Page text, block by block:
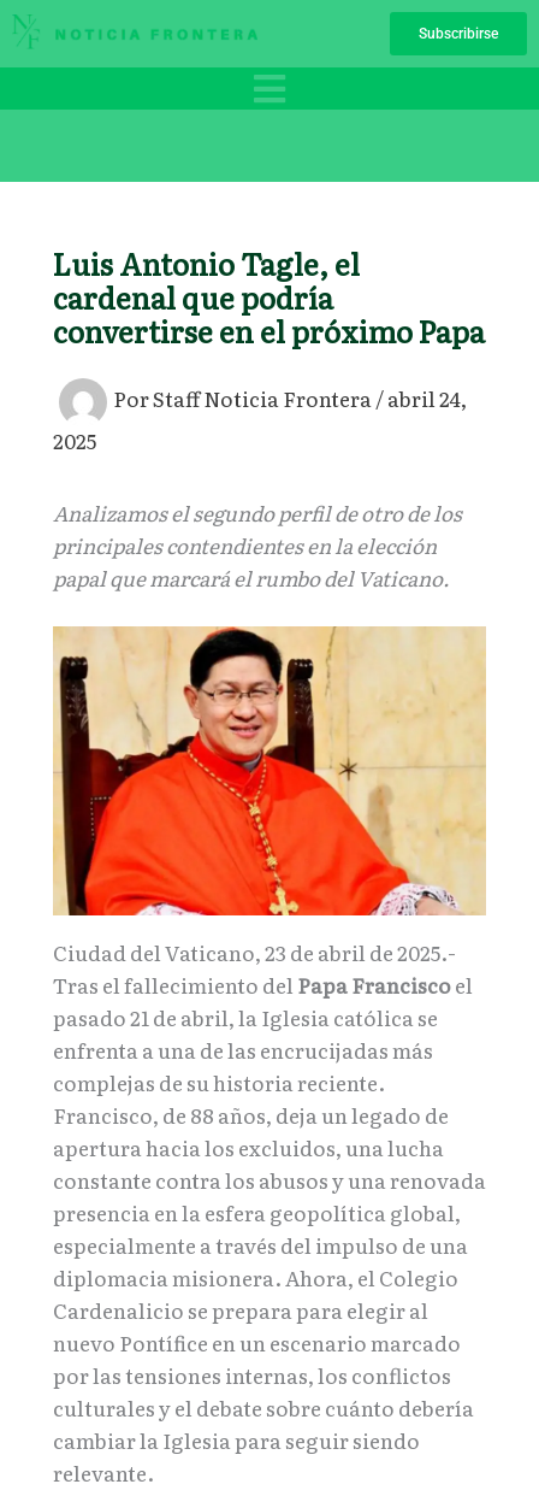
Ir
al
Subscribirse
Luis Antonio Tagle, el
cardenal que podría
convertirse en el próximo Papa
PorStaff Noticia Frontera/abril 24,
2025
Analizamos el segundo perfil de otro de los
principales contendientes en la elección
papal que marcará el rumbo del Vaticano.
Ciudad del Vaticano, 23 de abril de 2025.-
Tras el fallecimiento del Papa Franciscoel
pasado 21 de abril, la Iglesia católica se
enfrenta a una de las encrucijadas más
complejas de su historia reciente.
Francisco, de 88 años, deja un legado de
apertura hacia los excluidos, una lucha
constante contra los abusos y una renovada
presencia en la esfera geopolítica global,
especialmente a través del impulso de una
diplomacia misionera. Ahora, el Colegio
Cardenalicio se prepara para elegir al
nuevo Pontífice en un escenario marcado
por las tensiones internas, los conflictos
culturales y el debate sobre cuánto debería
cambiar la Iglesia para seguir siendo
relevante.